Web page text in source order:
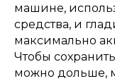
машине,
средства, и
максимально
Чтобы
можно дольше,